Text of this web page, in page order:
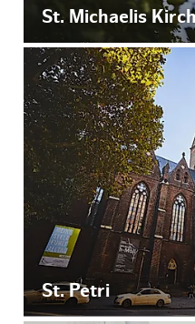
St. Michaelis
St. Petri